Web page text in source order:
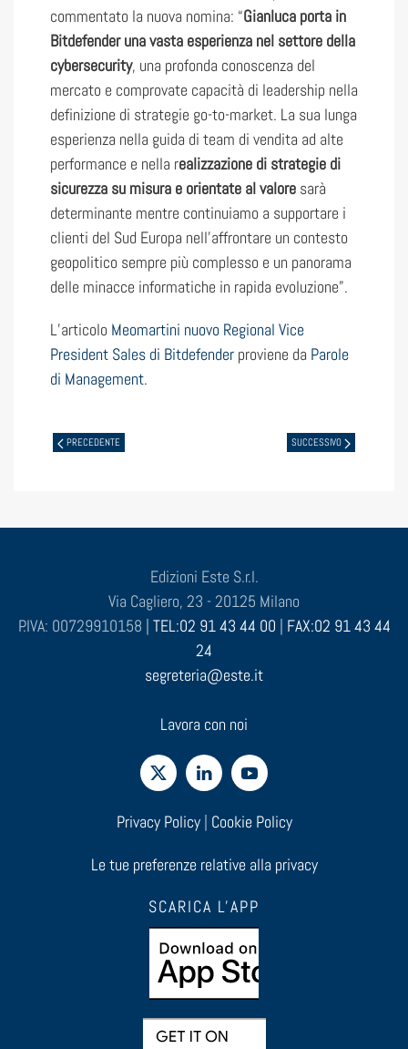
commentato la nuova nomina: “Gianluca porta in
Bitdefender una vasta esperienza nel settore della
cybersecurity, una profonda conoscenza del
mercato e comprovate capacità di leadership nella
definizione di strategie go-to-market. La sua lunga
esperienza nella guida di team di vendita ad alte
performance e nella realizzazione di strategie di
sicurezza su misura e orientate al valore sarà
determinante mentre continuiamo a supportare i
clienti del Sud Europa nell’affrontare un contesto
geopolitico sempre più complesso e un panorama
delle minacce informatiche in rapida evoluzione”.
L’articolo Meomartini nuovo Regional Vice
President Sales di Bitdefender proviene da Parole
di Management.
PRECEDENTE SUCCESSIVO
Edizioni Este S.r.l.
Via Cagliero, 23 - 20125 Milano
P.IVA: 00729910158 | TEL:02 91 43 44 00 | FAX:02 91 43 44
24
segreteria@este.it
Lavora con noi
Privacy Policy| Cookie Policy
Le tue preferenze relative alla privacy
SCARICA L'APP